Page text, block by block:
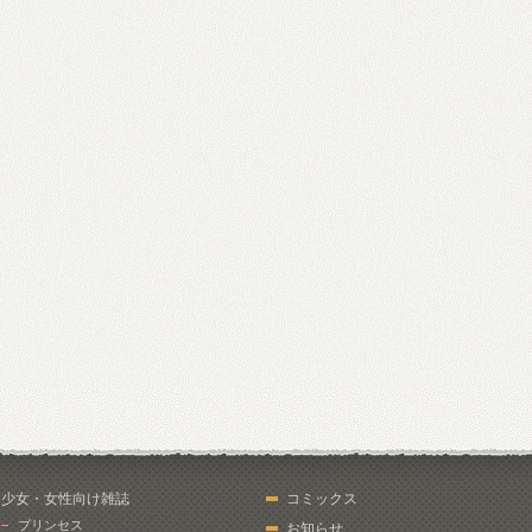
少女・女性向け雑誌
プリンセス
コミックス
お知らせ